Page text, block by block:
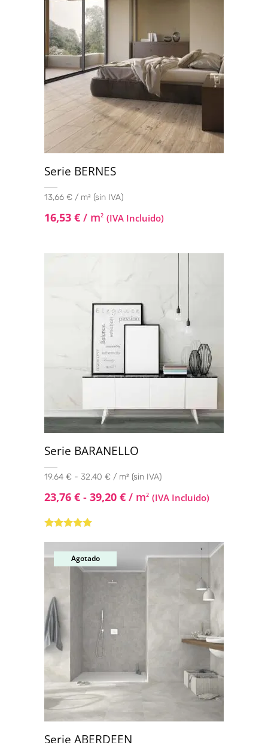
Serie BERNES
13,66 € / m² (sin IVA)
16,53 € / m2 (IVA Incluido)
Serie BARANELLO
19,64 € - 32,40 € / m² (sin IVA)
23,76 € - 39,20 € / m2 (IVA Incluido)
Agotado
Serie ABERDEEN